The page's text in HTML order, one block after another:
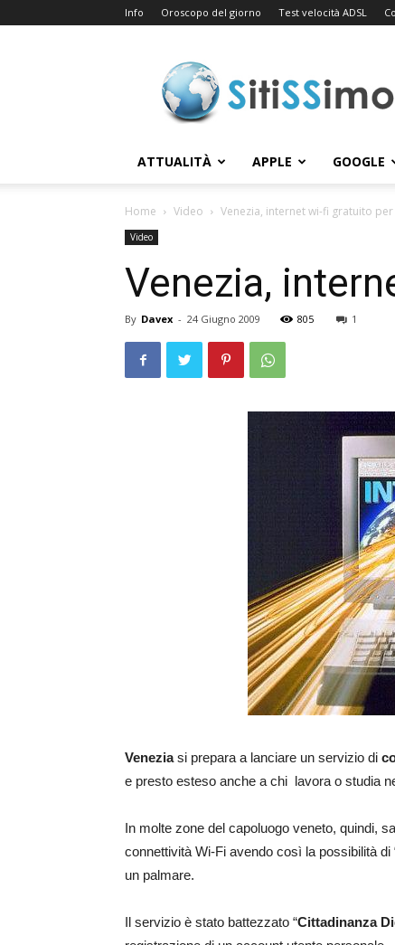
Info Oroscopo del giorno Test velocità ADSL
ATTUALITÀ APPLE GOOGLE
Home Video Venezia, internet wi-fi gratuito
Video
Venezia,
By Davex - 24 Giugno 2009 805 1
Veneziasi prepara a lanciare un servizio di
e presto esteso anche a chi lavora o studia
In molte zone del capoluogo veneto, quindi,
connettività Wi-Fi avendo così la possibilità di
un palmare.
Il servizio è stato battezzato “Cittadinanza